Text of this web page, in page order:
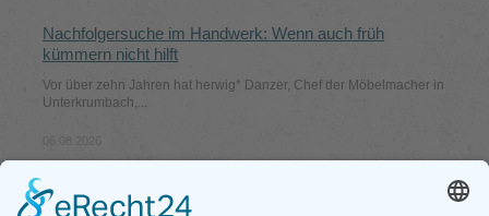
Nachfolgersuche im Handwerk: Wenn auch früh
kümmern nicht hilft
Vor über zehn Jahren hat herwig* Danzer, Chef der Möbel­macher in
Unterkrumbach,...
KGM Musso: Friedlicher Diesel mit zuschaltbarem